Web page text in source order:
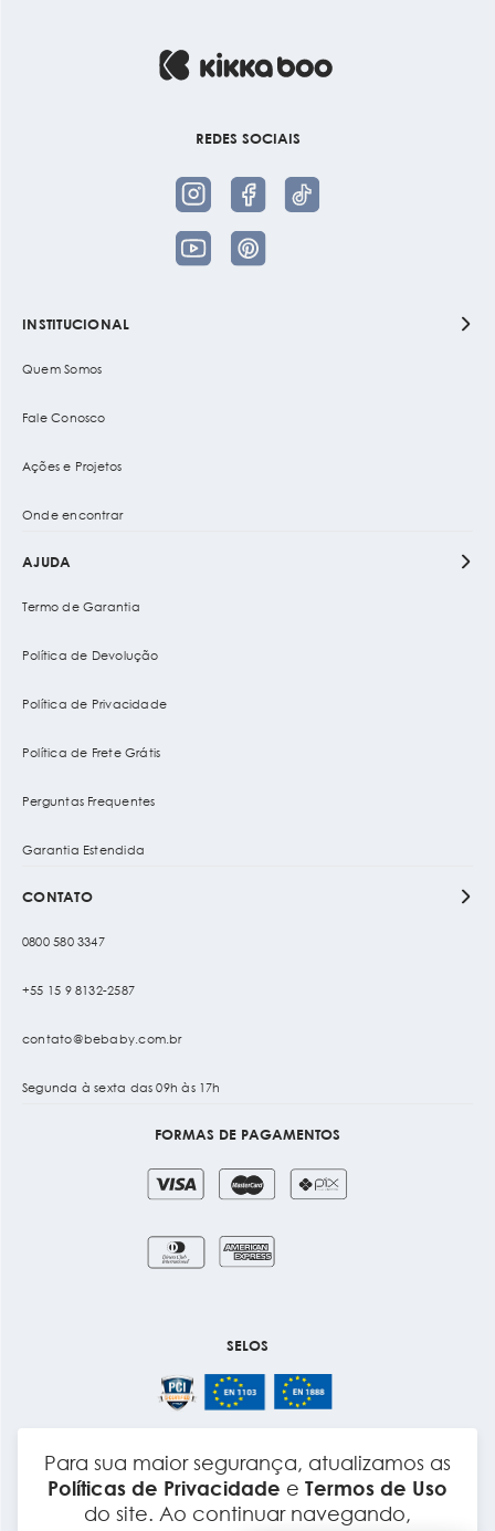
Para sua maior segurança, atualizamos as
Políticas de Privacidade e Termos de Uso
do site. Ao continuar navegando,
REDES SOCIAIS
INSTITUCIONAL
Quem Somos
Fale Conosco
Ações e Projetos
Onde encontrar
AJUDA
Termo de Garantia
Política de Devolução
Política de Privacidade
Política de Frete Grátis
Perguntas Frequentes
Garantia Estendida
CONTATO
0800 580 3347
+55 15 9 8132-2587
contato@bebaby.com.br
Segunda à sexta das 09h às 17h
FORMAS DE PAGAMENTOS
SELOS
Layout e Desenvolvimento